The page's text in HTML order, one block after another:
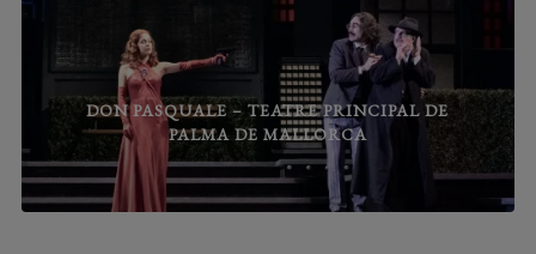
DON PASQUALE – TEATRE PRINCIPAL DE
PALMA DE MALLORCA